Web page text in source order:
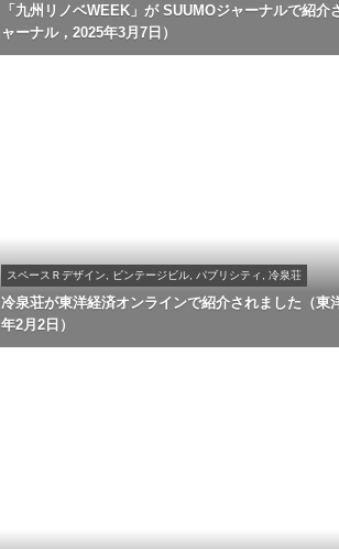
「九州リノベWEEK」が SUUMOジャーナルで紹介
ャーナル，2025年3月7日）
スペースＲデザイン, ビンテージビル, パブリシティ, 冷泉荘
冷泉荘が東洋経済オンラインで紹介されました（東
年2月2日）